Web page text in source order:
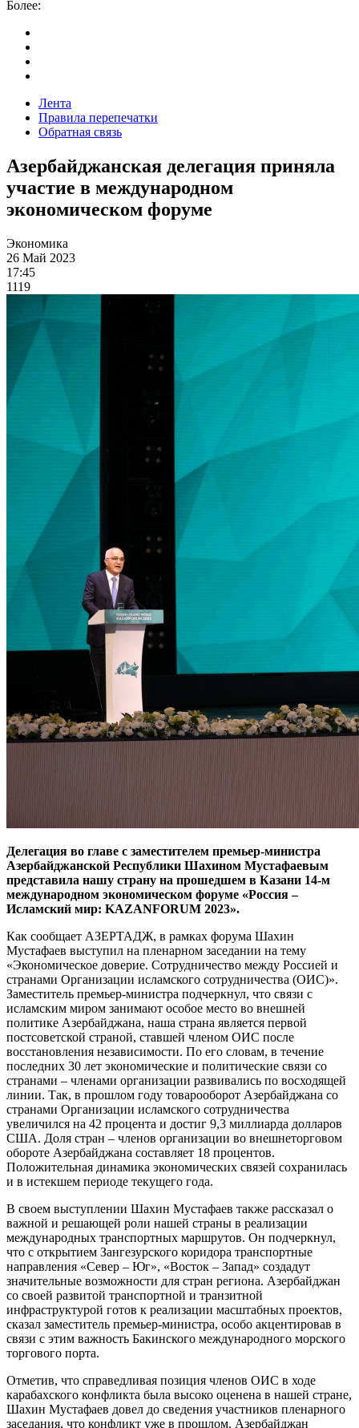
Более:
Лента
Правила перепечатки
Обратная связь
Азербайджанская делегация приняла
участие в международном
экономическом форуме
Экономика
26 Май 2023
17:45
1119
Делегация во главе с заместителем премьер-министра
Азербайджанской Республики Шахином Мустафаевым
представила нашу страну на прошедшем в Казани 14-м
международном экономическом форуме «Россия –
Исламский мир: KAZANFORUM 2023».
Как сообщает АЗЕРТАДЖ, в рамках форума Шахин
Мустафаев выступил на пленарном заседании на тему
«Экономическое доверие. Сотрудничество между Россией и
странами Организации исламского сотрудничества (ОИС)».
Заместитель премьер-министра подчеркнул, что связи с
исламским миром занимают особое место во внешней
политике Азербайджана, наша страна является первой
постсоветской страной, ставшей членом ОИС после
восстановления независимости. По его словам, в течение
последних 30 лет экономические и политические связи со
странами – членами организации развивались по восходящей
линии. Так, в прошлом году товарооборот Азербайджана со
странами Организации исламского сотрудничества
увеличился на 42 процента и достиг 9,3 миллиарда долларов
США. Доля стран – членов организации во внешнеторговом
обороте Азербайджана составляет 18 процентов.
Положительная динамика экономических связей сохранилась
и в истекшем периоде текущего года.
В своем выступлении Шахин Мустафаев также рассказал о
важной и решающей роли нашей страны в реализации
международных транспортных маршрутов. Он подчеркнул,
что с открытием Зангезурского коридора транспортные
направления «Север – Юг», «Восток – Запад» создадут
значительные возможности для стран региона. Азербайджан
со своей развитой транспортной и транзитной
инфраструктурой готов к реализации масштабных проектов,
сказал заместитель премьер-министра, особо акцентировав в
связи с этим важность Бакинского международного морского
торгового порта.
Отметив, что справедливая позиция членов ОИС в ходе
карабахского конфликта была высоко оценена в нашей стране,
Шахин Мустафаев довел до сведения участников пленарного
заседания, что конфликт уже в прошлом. Азербайджан